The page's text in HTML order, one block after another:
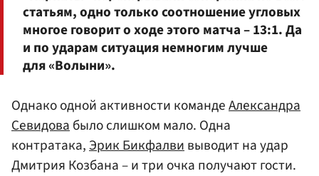
статьям, одно только соотношение угловых
многое говорит о ходе этого матча – 13:1. Да
и по ударам ситуация немногим лучше
для «Волыни».
Однако одной активности командеАлександра
Севидовабыло слишком мало. Одна
контратака,Эрик Бикфалвивыводит на удар
Дмитрия Козбана – и три очка получают гости.